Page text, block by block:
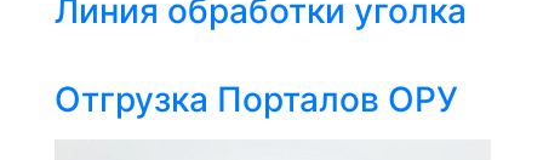
Линия обработки уголка
Отгрузка Порталов ОРУ